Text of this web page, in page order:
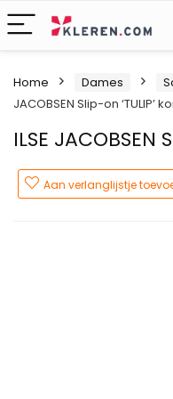
Home Dames
JACOBSEN Slip-on ‘TULIP’
ILSE JACOBSEN
Aan verlanglijstje